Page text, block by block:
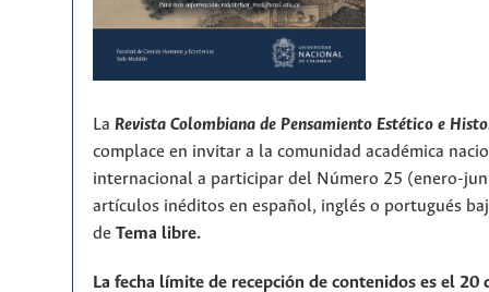
La Revista Colombiana de Pensamiento Estético e
complace en invitar a la comunidad académica
internacional a participar del Número 25 (enero-
artículos inéditos en español, inglés o portugués
de Tema libre.
La fecha límite de recepción de contenidos es el 20